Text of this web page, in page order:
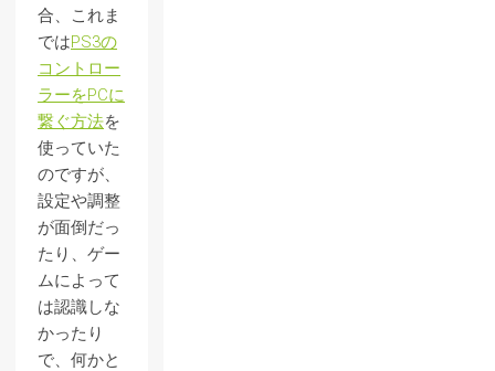
合、これま
ではPS3の
コントロー
ラーをPCに
繋ぐ方法を
使っていた
のですが、
設定や調整
が面倒だっ
たり、ゲー
ムによって
は認識しな
かったり
で、何かと